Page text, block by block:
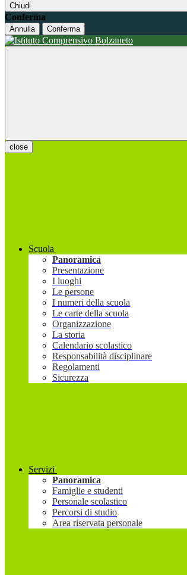
Chiudi
Conferma
Annulla Conferma
close
Scuola
Panoramica
Presentazione
I luoghi
Le persone
I numeri della scuola
Le carte della scuola
Organizzazione
La storia
Calendario scolastico
Responsabilità disciplinare
Regolamenti
Sicurezza
Servizi
Panoramica
Famiglie e studenti
Personale scolastico
Percorsi di studio
Area riservata personale